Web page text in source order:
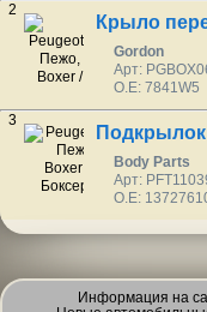
2
Крыло
Gordon
Арт:
O.E: 7841W5
3
Body Parts
Арт:
O.E:
Информация на